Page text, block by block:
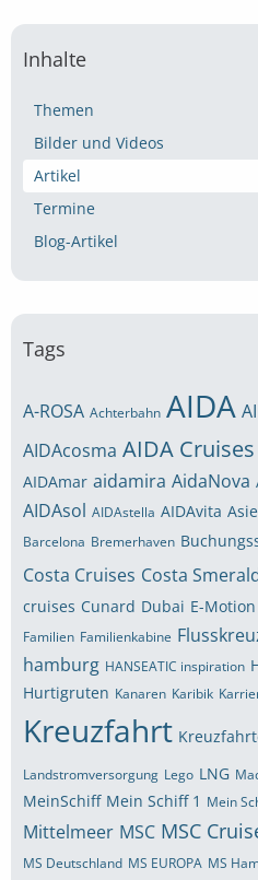
Inhalte
Themen
Bilder und Videos
Artikel
Termine
Blog-Artikel
Tags
A-ROSA Achterbahn AIDA
AIDAcosma AIDA Cruises
AIDAmar aidamira AidaNova
AIDAsol AIDAstella AIDAvita
Barcelona Bremerhaven
Costa Cruises Costa
cruises Cunard Dubai E-Motion
Familien Familienkabine
hamburg HANSEATIC inspiration
Hurtigruten Kanaren Karibik
Kreuzfahrt
Landstromversorgung Lego LNG
MeinSchiff Mein Schiff 1 Mein
Mittelmeer MSC MSC
MS Deutschland MS EUROPA MS